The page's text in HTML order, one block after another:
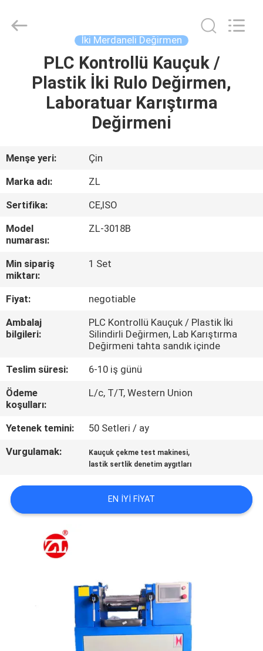
ÜRÜN:%
VİDEOLAR
FABRIKA
KALITE
KONTROL
ULAŞIN
HABERLER
TEKLIF
ISTEĞI
VR
SHOW
Technology
İki Merdaneli Değirmen
PLC Kontrollü Kauçuk /
Plastik İki Rulo Değirmen,
Laboratuar Karıştırma
Değirmeni
Menşe yeri:
Çin
Marka adı:
ZL
Sertifika:
CE,ISO
Model
numarası:
ZL-3018B
Min sipariş
miktarı:
1 Set
Fiyat:
negotiable
Ambalaj
bilgileri:
PLC Kontrollü Kauçuk / Plastik İki
Silindirli Değirmen, Lab Karıştırma
Değirmeni tahta sandık içinde
Teslim süresi:
6-10 iş günü
Ödeme
koşulları:
L/c, T/T, Western Union
Yetenek temini:
50 Setleri / ay
Vurgulamak:
Kauçuk çekme test makinesi,
lastik sertlik denetim aygıtları
EN IYI FIYAT